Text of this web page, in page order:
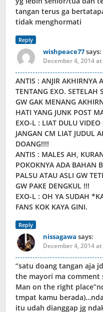
tangan terus ga
tidak menghormati
Reply
wishpeace77says:
December 4, 2014
ANTIS : ANJIR AKHIRNYA
TENTANG EXO. SETELAH
GW GAK MENANG
HATI YANG JUNK POST
EXO-L : LIAT DULU
JANGAN CM LIAT JUDUL
DOANG!!!!
ANTIS : MALES AH,
POKOKNYA ADA BAHAN
PALSU ATAU ASLI GW
GW PAKE DENGKUL !!!
EXO-L : OH YA SUDAH
FANS KOK KAYA GINI.
Reply
nissagawa says:
December 4, 2014
“satu doang tangan aja
the mayori ma comment
Man on the right
tmpat kamu
itu udah dianggap jg